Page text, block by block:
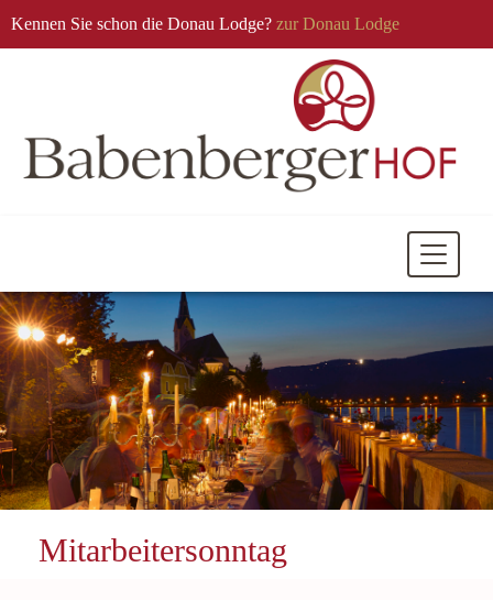
Kennen Sie schon die Donau Lodge? zur Donau Lodge
Mobile
Mitarbeitersonntag